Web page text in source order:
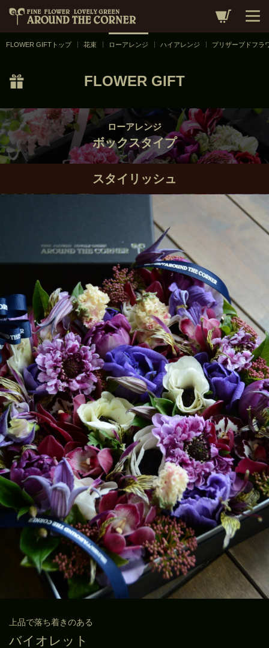
FLOWER GIFTトップ 花束 ローアレンジ ハイアレンジ プリザーブドフラ
FLOWER GIFT
ローアレンジ／ボックスタイプ スタイリッシュ
ローアレンジ
ボックスタイプ
スタイリッシュ
上品で落ち着きのある
バイオレット